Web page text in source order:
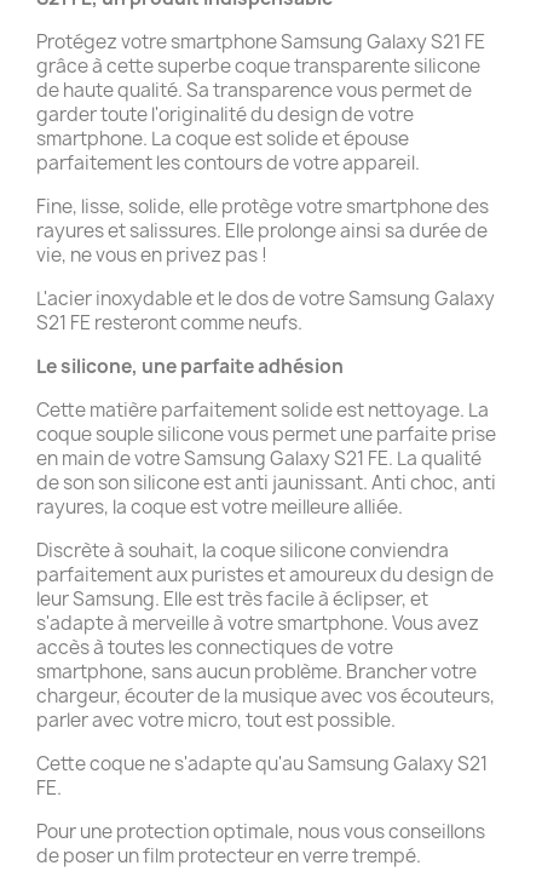
Protégez votre smartphone Samsung Galaxy S21 FE
grâce à cette superbe coque transparente silicone
de haute qualité. Sa transparence vous permet de
garder toute l'originalité du design de votre
smartphone. La coque est solide et épouse
parfaitement les contours de votre appareil.
Fine, lisse, solide, elle protège votre smartphone des
rayures et salissures. Elle prolonge ainsi sa durée de
vie, ne vous en privez pas !
L'acier inoxydable et le dos de votre Samsung Galaxy
S21 FE resteront comme neufs.
Le silicone, une parfaite adhésion
Cette matière parfaitement solide est nettoyage. La
coque souple silicone vous permet une parfaite prise
en main de votre Samsung Galaxy S21 FE. La qualité
de son son silicone est anti jaunissant. Anti choc, anti
rayures, la coque est votre meilleure alliée.
Discrète à souhait, la coque silicone conviendra
parfaitement aux puristes et amoureux du design de
leur Samsung. Elle est très facile à éclipser, et
s'adapte à merveille à votre smartphone. Vous avez
accès à toutes les connectiques de votre
smartphone, sans aucun problème. Brancher votre
chargeur, écouter de la musique avec vos écouteurs,
parler avec votre micro, tout est possible.
Cette coque ne s'adapte qu'au Samsung Galaxy S21
FE.
Pour une protection optimale, nous vous conseillons
de poser un film protecteur en verre trempé.